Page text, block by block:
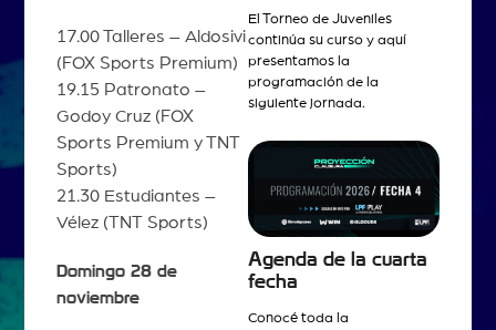
17.00 Talleres – Aldosivi
(FOX Sports Premium)
19.15 Patronato –
Godoy Cruz (FOX
Sports Premium y TNT
Sports)
21.30 Estudiantes –
Vélez (TNT Sports)
Domingo 28 de
noviembre
El Torneo de Juveniles
continúa su curso y aquí
presentamos la
programación de la
siguiente jornada.
Agenda de la cuarta
fecha
Conocé toda la